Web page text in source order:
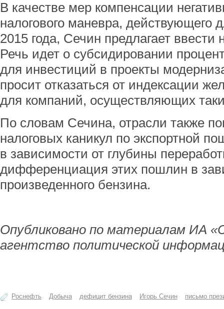
В качестве мер компенсации
налогового маневра, действующего
2015 года, Сечин предлагает ввести
Речь идет о субсидировании
для инвестиций в проекты
просит отказаться от индексации
для компаний, осуществляющих
По словам Сечина, отрасли также
налоговых каникул по экспортной
в зависимости от глубины
дифференциация этих пошлин в
произведенного бензина.
Опубликовано по материалам ИА
агентство политической
Роснефть Добыча дефицит бензина Игорь Сечин письмо